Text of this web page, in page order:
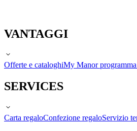
VANTAGGI
Offerte e cataloghiMy Manor
SERVICES
Carta regaloConfezione regaloServizio